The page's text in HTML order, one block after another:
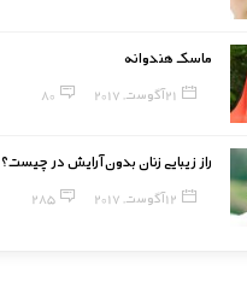
ماسک هندوانه
21 آگوست, 2017 80
راز زیبایی زنان بدون آرایش در چیست؟
12 آگوست, 2017 285